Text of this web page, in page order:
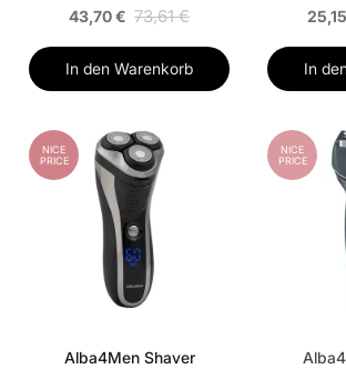
43,70 € 73,61 €
In den Warenkorb In
NICE
PRICE
Alba4Men Shaver
NICE
PRICE